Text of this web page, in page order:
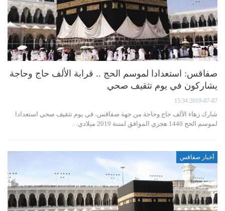
صفاقس: استعدادا لموسم الحج .. قرابة الألف حاج وحاجة
يشاركون في يوم تثقيف صحي
2019-07-07 15:34
شارك زهاء الألف حاج وحاجة من جهة صفاقس، في يوم تثقيف صحي استعدادا
لموسم الحج 1440 هجري الموافق لسنة 2019 ميلادي…
أخبار صفاقس